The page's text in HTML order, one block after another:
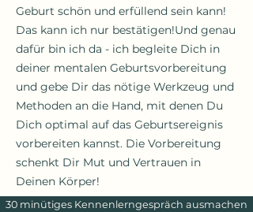
Geburt schön und erfüllend sein kann!
Das kann ich nur bestätigen!Und genau
dafür bin ich da - ich begleite Dich in
deiner mentalen Geburtsvorbereitung
und gebe Dir das nötige Werkzeug und
Methoden an die Hand, mit denen Du
Dich optimal auf das Geburtsereignis
vorbereiten kannst. Die Vorbereitung
schenkt Dir Mut und Vertrauen in
Deinen Körper!
30 minütiges Kennenlerngespräch ausmachen